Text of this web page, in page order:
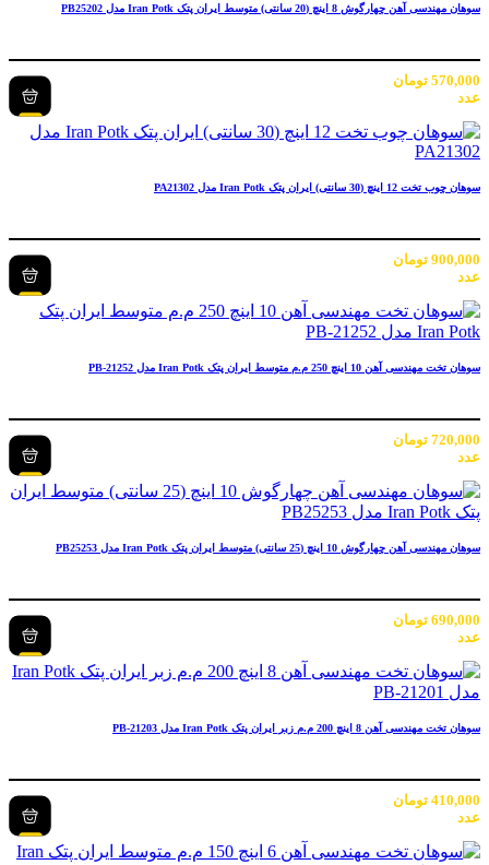
سوهان مهندسی آهن چهارگوش 8 اینچ (20 سانتی) متوسط ایران پتک Iran Potk مدل PB25202
570,000 تومان
عدد
سوهان چوب تخت 12 اینچ (30 سانتی) ایران پتک Iran Potk مدل PA21302
900,000 تومان
عدد
سوهان تخت مهندسی آهن 10 اینچ 250 م.م متوسط ایران پتک Iran Potk مدل PB-21252
720,000 تومان
عدد
سوهان مهندسی آهن چهارگوش 10 اینچ (25 سانتی) متوسط ایران پتک Iran Potk مدل PB25253
690,000 تومان
عدد
سوهان تخت مهندسی آهن 8 اینچ 200 م.م زبر ایران پتک Iran Potk مدل PB-21203
410,000 تومان
عدد